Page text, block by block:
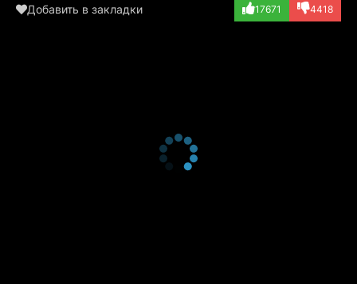
Добавить в закладки 17671 4418